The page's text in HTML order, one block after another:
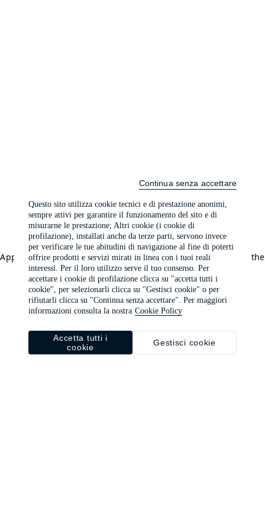
Application error: a client-side exception has occurred (see the
browser console for more information).
Questo sito utilizza cookie tecnici e di prestazione anonimi,
sempre attivi per garantire il funzionamento del sito e di
misurarne le prestazione; Altri cookie (i cookie di
profilazione), installati anche da terze parti, servono invece
per verificare le tue abitudini di navigazione al fine di poterti
offrire prodotti e servizi mirati in linea con i tuoi reali
interessi. Per il loro utilizzo serve il tuo consenso. Per
accettare i cookie di profilazione clicca su "accetta tutti i
cookie", per selezionarli clicca su "Gestisci cookie" o per
rifiutarli clicca su "Continua senza accettare". Per maggiori
informazioni consulta la nostra Cookie Policy
Gestisci cookie
Accetta tutti i
cookie
Continua senza accettare